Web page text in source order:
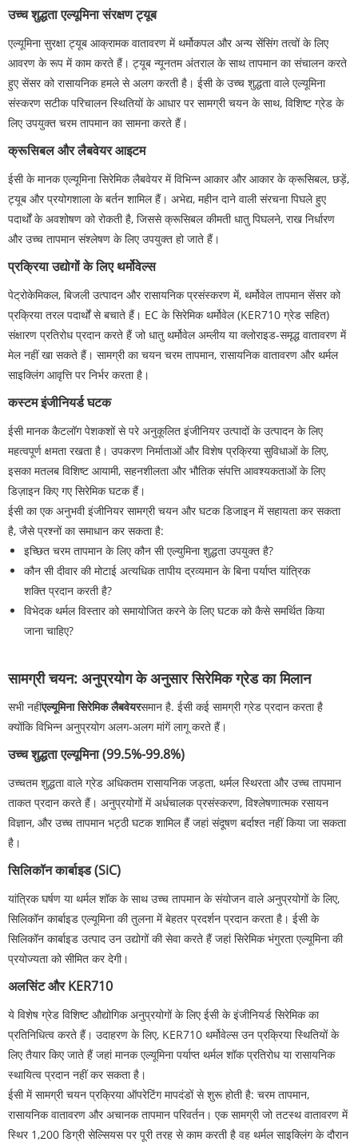
उच्च शुद्धता एल्यूमिना संरक्षण ट्यूब
एल्यूमिना सुरक्षा ट्यूब आक्रामक वातावरण में थर्मोकपल और अन्य सेंसिंग तत्वों के लिए
आवरण के रूप में काम करते हैं। ट्यूब न्यूनतम अंतराल के साथ तापमान का संचालन करते
हुए सेंसर को रासायनिक हमले से अलग करती है। ईसी के उच्च शुद्धता वाले एल्यूमिना
संस्करण सटीक परिचालन स्थितियों के आधार पर सामग्री चयन के साथ, विशिष्ट ग्रेड के
लिए उपयुक्त चरम तापमान का सामना करते हैं।
क्रूसिबल और लैबवेयर आइटम
ईसी के मानक एल्यूमिना सिरेमिक लैबवेयर में विभिन्न आकार और आकार के क्रूसिबल, छड़ें,
ट्यूब और प्रयोगशाला के बर्तन शामिल हैं। अभेद्य, महीन दाने वाली संरचना पिघले हुए
पदार्थों के अवशोषण को रोकती है, जिससे क्रूसिबल कीमती धातु पिघलने, राख निर्धारण
और उच्च तापमान संश्लेषण के लिए उपयुक्त हो जाते हैं।
प्रक्रिया उद्योगों के लिए थर्मोवेल्स
पेट्रोकेमिकल, बिजली उत्पादन और रासायनिक प्रसंस्करण में, थर्मोवेल तापमान सेंसर को
प्रक्रिया तरल पदार्थों से बचाते हैं। EC के सिरेमिक थर्मोवेल (KER710 ग्रेड सहित)
संक्षारण प्रतिरोध प्रदान करते हैं जो धातु थर्मोवेल अम्लीय या क्लोराइड-समृद्ध वातावरण में
मेल नहीं खा सकते हैं। सामग्री का चयन चरम तापमान, रासायनिक वातावरण और थर्मल
साइक्लिंग आवृत्ति पर निर्भर करता है।
कस्टम इंजीनियर्ड घटक
ईसी मानक कैटलॉग पेशकशों से परे अनुकूलित इंजीनियर उत्पादों के उत्पादन के लिए
महत्वपूर्ण क्षमता रखता है। उपकरण निर्माताओं और विशेष प्रक्रिया सुविधाओं के लिए,
इसका मतलब विशिष्ट आयामी, सहनशीलता और भौतिक संपत्ति आवश्यकताओं के लिए
डिज़ाइन किए गए सिरेमिक घटक हैं।
ईसी का एक अनुभवी इंजीनियर सामग्री चयन और घटक डिजाइन में सहायता कर सकता
है, जैसे प्रश्नों का समाधान कर सकता है:
इच्छित चरम तापमान के लिए कौन सी एल्युमिना शुद्धता उपयुक्त है?
कौन सी दीवार की मोटाई अत्यधिक तापीय द्रव्यमान के बिना पर्याप्त यांत्रिक
शक्ति प्रदान करती है?
विभेदक थर्मल विस्तार को समायोजित करने के लिए घटक को कैसे समर्थित किया
जाना चाहिए?
सामग्री चयन: अनुप्रयोग के अनुसार सिरेमिक ग्रेड का मिलान
सभी नहींएल्यूमिना सिरेमिक लैबवेयरसमान है. ईसी कई सामग्री ग्रेड प्रदान करता है
क्योंकि विभिन्न अनुप्रयोग अलग-अलग मांगें लागू करते हैं।
उच्च शुद्धता एल्यूमिना (99.5%-99.8%)
उच्चतम शुद्धता वाले ग्रेड अधिकतम रासायनिक जड़ता, थर्मल स्थिरता और उच्च तापमान
ताकत प्रदान करते हैं। अनुप्रयोगों में अर्धचालक प्रसंस्करण, विश्लेषणात्मक रसायन
विज्ञान, और उच्च तापमान भट्ठी घटक शामिल हैं जहां संदूषण बर्दाश्त नहीं किया जा सकता
है।
सिलिकॉन कार्बाइड (SiC)
यांत्रिक घर्षण या थर्मल शॉक के साथ उच्च तापमान के संयोजन वाले अनुप्रयोगों के लिए,
सिलिकॉन कार्बाइड एल्यूमिना की तुलना में बेहतर प्रदर्शन प्रदान करता है। ईसी के
सिलिकॉन कार्बाइड उत्पाद उन उद्योगों की सेवा करते हैं जहां सिरेमिक भंगुरता एल्यूमिना की
प्रयोज्यता को सीमित कर देगी।
अलसिंट और KER710
ये विशेष ग्रेड विशिष्ट औद्योगिक अनुप्रयोगों के लिए ईसी के इंजीनियर्ड सिरेमिक का
प्रतिनिधित्व करते हैं। उदाहरण के लिए, KER710 थर्मोवेल्स उन प्रक्रिया स्थितियों के
लिए तैयार किए जाते हैं जहां मानक एल्यूमिना पर्याप्त थर्मल शॉक प्रतिरोध या रासायनिक
स्थायित्व प्रदान नहीं कर सकता है।
ईसी में सामग्री चयन प्रक्रिया ऑपरेटिंग मापदंडों से शुरू होती है: चरम तापमान,
रासायनिक वातावरण और अचानक तापमान परिवर्तन। एक सामग्री जो तटस्थ वातावरण में
स्थिर 1,200 डिग्री सेल्सियस पर पूरी तरह से काम करती है वह थर्मल साइक्लिंग के दौरान